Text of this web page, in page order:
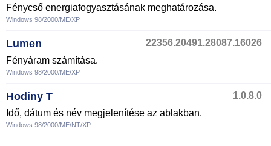
Fénycső energiafogyasztásának meghatározása.
Windows 98/2000/ME/XP
Lumen
22356.20491.28087.16026
Fényáram számítása.
Windows 98/2000/ME/XP
Hodiny T
1.0.8.0
Idő, dátum és név megjelenítése az ablakban.
Windows 98/2000/ME/NT/XP